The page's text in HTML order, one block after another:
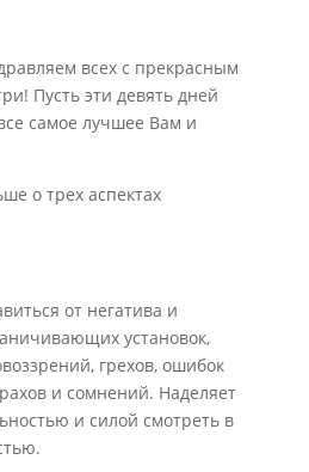
всех с прекрасным
Пусть эти девять дней
самое лучшее Вам и
о трех аспектах
от негатива и
установок,
грехов, ошибок
и сомнений. Наделяет
и силой смотреть в